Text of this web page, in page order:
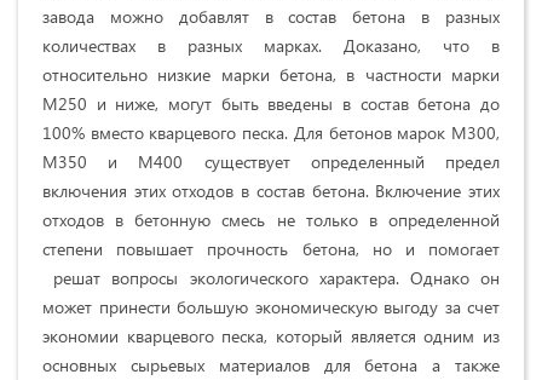
завода можно добавлят в состав бетона в разных
количествах в разных марках. Доказано, что в
относительно низкие марки бетона, в частности марки
М250 и ниже, могут быть введены в состав бетона до
100% вместо кварцевого песка. Для бетонов марок М300,
М350 и М400 существует определенный предел
включения этих отходов в состав бетона. Включение этих
отходов в бетонную смесь не только в определенной
степени повышает прочность бетона, но и помогает
решат вопросы экологического характера. Однако он
может принести большую экономическую выгоду за счет
экономии кварцевого песка, который является одним из
основных сырьевых материалов для бетона а также